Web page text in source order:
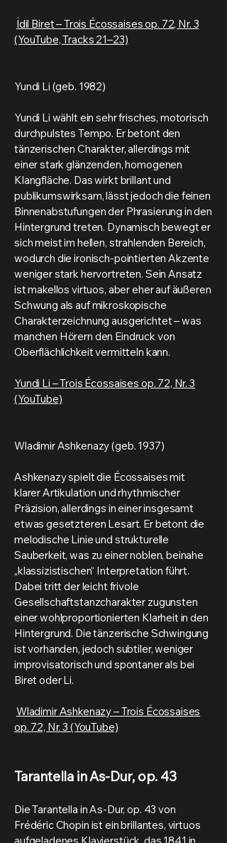
İdil Biret – Trois Écossaises op. 72, Nr. 3
(YouTube, Tracks 21–23)
Yundi Li (geb. 1982)
Yundi Li wählt ein sehr frisches, motorisch
durchpulstes Tempo. Er betont den
tänzerischen Charakter, allerdings mit
einer stark glänzenden, homogenen
Klangfläche. Das wirkt brillant und
publikumswirksam, lässt jedoch die feinen
Binnenabstufungen der Phrasierung in den
Hintergrund treten. Dynamisch bewegt er
sich meist im hellen, strahlenden Bereich,
wodurch die ironisch-pointierten Akzente
weniger stark hervortreten. Sein Ansatz
ist makellos virtuos, aber eher auf äußeren
Schwung als auf mikroskopische
Charakterzeichnung ausgerichtet – was
manchen Hörern den Eindruck von
Oberflächlichkeit vermitteln kann.
Yundi Li – Trois Écossaises op. 72, Nr. 3
(YouTube)
Wladimir Ashkenazy (geb. 1937)
Ashkenazy spielt die Écossaises mit
klarer Artikulation und rhythmischer
Präzision, allerdings in einer insgesamt
etwas gesetzteren Lesart. Er betont die
melodische Linie und strukturelle
Sauberkeit, was zu einer noblen, beinahe
„klassizistischen“ Interpretation führt.
Dabei tritt der leicht frivole
Gesellschaftstanzcharakter zugunsten
einer wohlproportionierten Klarheit in den
Hintergrund. Die tänzerische Schwingung
ist vorhanden, jedoch subtiler, weniger
improvisatorisch und spontaner als bei
Biret oder Li.
Wladimir Ashkenazy – Trois Écossaises
op. 72, Nr. 3 (YouTube)
Tarantella in As-Dur, op. 43
Die Tarantella in As-Dur, op. 43 von
Frédéric Chopin ist ein brillantes, virtuos